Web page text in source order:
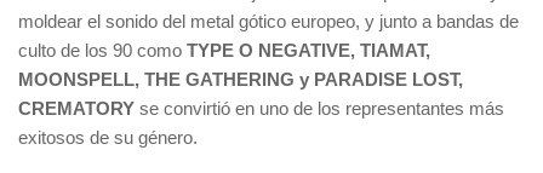
moldear el sonido del metal gótico europeo, y junto a bandas de
culto de los 90 como TYPE O NEGATIVE, TIAMAT,
MOONSPELL, THE GATHERING y PARADISE LOST,
CREMATORY se convirtió en uno de los representantes más
exitosos de su género.